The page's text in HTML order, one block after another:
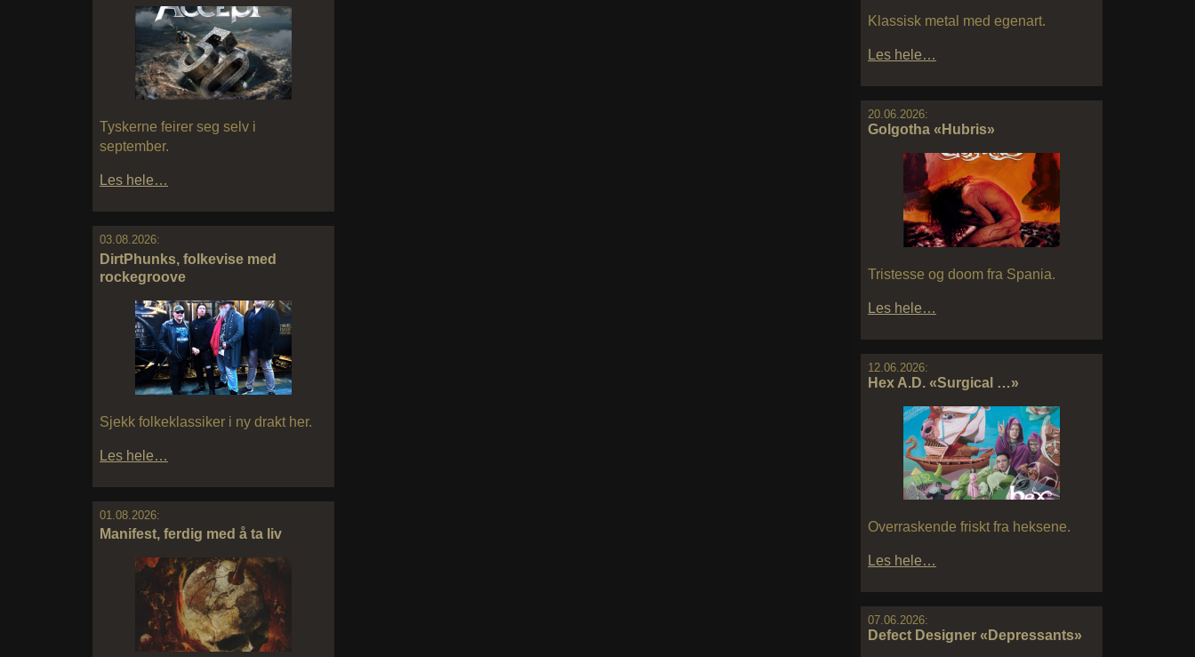
Tyskerne feirer seg selv i
september.
Les hele…
03.08.2026:
DirtPhunks, folkevise med
rockegroove
Sjekk folkeklassiker i ny drakt her.
Les hele…
01.08.2026:
Manifest, ferdig med å ta liv
Klassisk metal med egenart.
Les hele…
20.06.2026:
Golgotha «Hubris»
Tristesse og doom fra Spania.
Les hele…
12.06.2026:
Hex A.D. «Surgical …»
Overraskende friskt fra heksene.
Les hele…
07.06.2026:
Defect Designer «Depressants»